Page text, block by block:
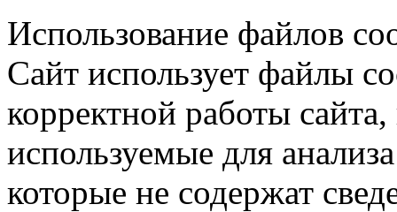
Использование файлов
Сайт использует файлы
корректной работы
используемые для
которые не содержат